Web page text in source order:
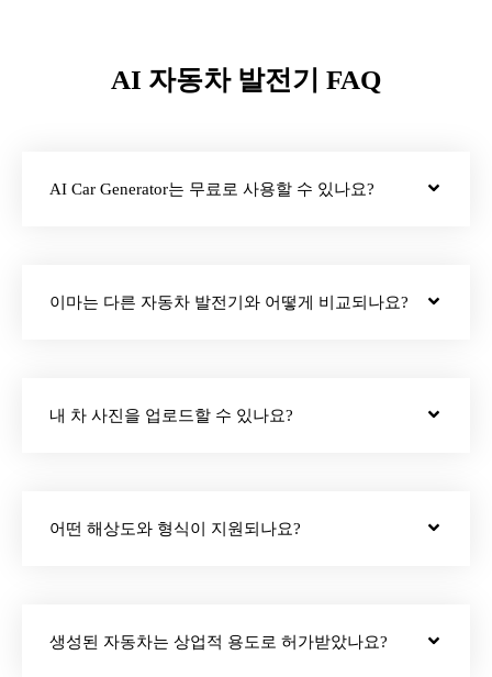
AI 자동차 발전기 FAQ
AI Car Generator는 무료로 사용할 수 있나요?
이마는 다른 자동차 발전기와 어떻게 비교되나요?
내 차 사진을 업로드할 수 있나요?
어떤 해상도와 형식이 지원되나요?
생성된 자동차는 상업적 용도로 허가받았나요?